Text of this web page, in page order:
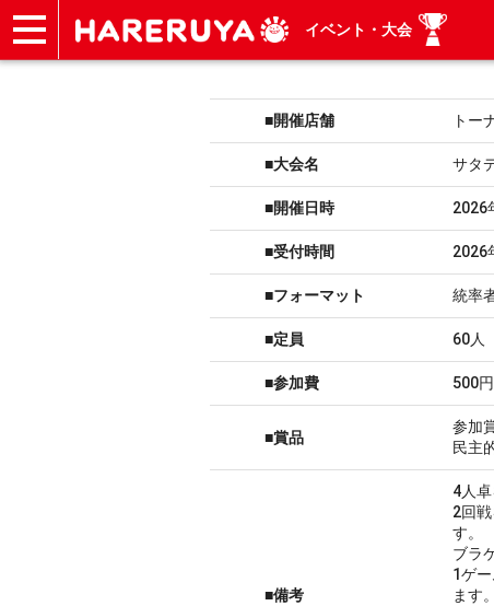
イベント・大会
■開催店舗 トー
■大会名 サタ
■開催日時 2026
■受付時間 2026
■フォーマット 統率
■定員 60人
■参加費 500円
■賞品
参加
民主
■備考
4人
2回
す。
ブラ
1ゲ
ます